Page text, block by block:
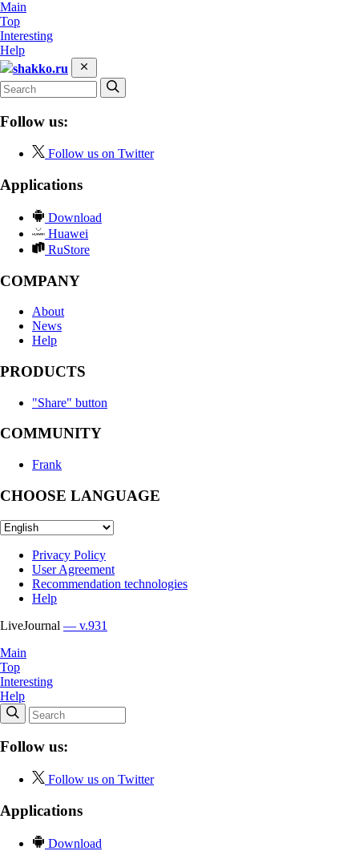
Main
Top
Interesting
Help
shakko.ru
Follow us:
Follow us on Twitter
Applications
Download
Huawei
RuStore
COMPANY
About
News
Help
PRODUCTS
"Share" button
COMMUNITY
Frank
CHOOSE LANGUAGE
Privacy Policy
User Agreement
Recommendation technologies
Help
LiveJournal — v.931
Main
Top
Interesting
Help
Follow us:
Follow us on Twitter
Applications
Download